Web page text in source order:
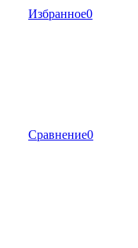
Избранное0
Сравнение0